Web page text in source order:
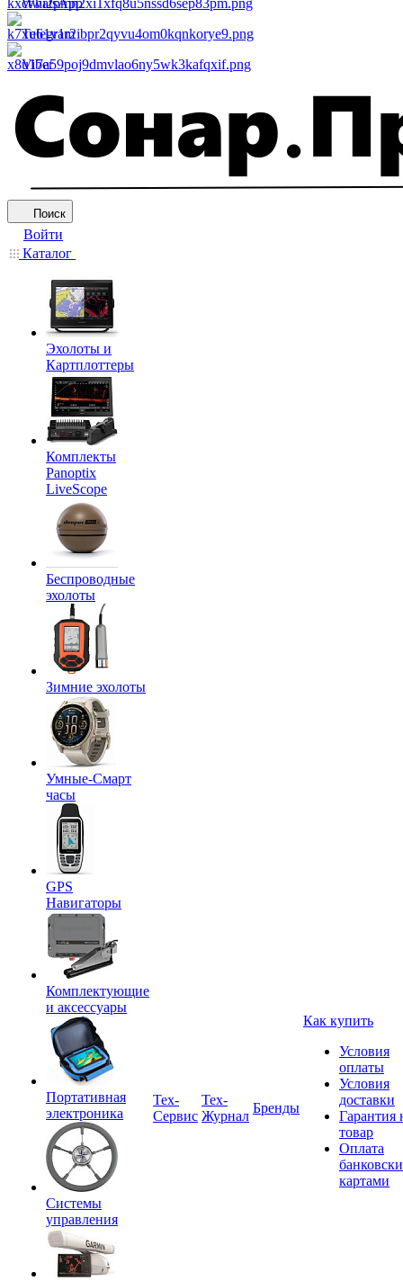
WhatsApp
Telegram
Viber
Поиск
Войти
Каталог
Эхолоты и
Картплоттеры
Комплекты
Panoptix
LiveScope
Беспроводные
эхолоты
Зимние эхолоты
Умные-Смарт
часы
GPS
Навигаторы
Комплектующие
и аксессуары
Портативная
электроника
Системы
управления
Tex-
Сервис
Тех-
Журнал
Бренды
Как купить
Условия
оплаты
Условия
доставки
Гарантия
товар
Оплата
картами